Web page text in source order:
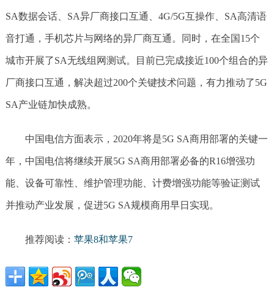
SA数据会话、SA异厂商接口互通、4G/5G互操作、SA高清语
音打通，手机芯片与网络的异厂商互通。同时，在全国15个
城市开展了SA无线组网测试。目前已完成接近100个组合的异
厂商接口互通，解决超过200个关键技术问题，有力推动了5G
SA产业链加快成熟。
中国电信方面表示，2020年将是5G SA商用部署的关键一
年，中国电信将继续开展5G SA商用部署必备的R16增强功
能、设备可靠性、维护管理功能、计费增强功能等验证测试
并推动产业发展，促进5G SA规模商用早日实现。
推荐阅读： 苹果8和苹果7